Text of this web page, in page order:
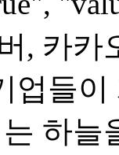
, 카
업들
하늘